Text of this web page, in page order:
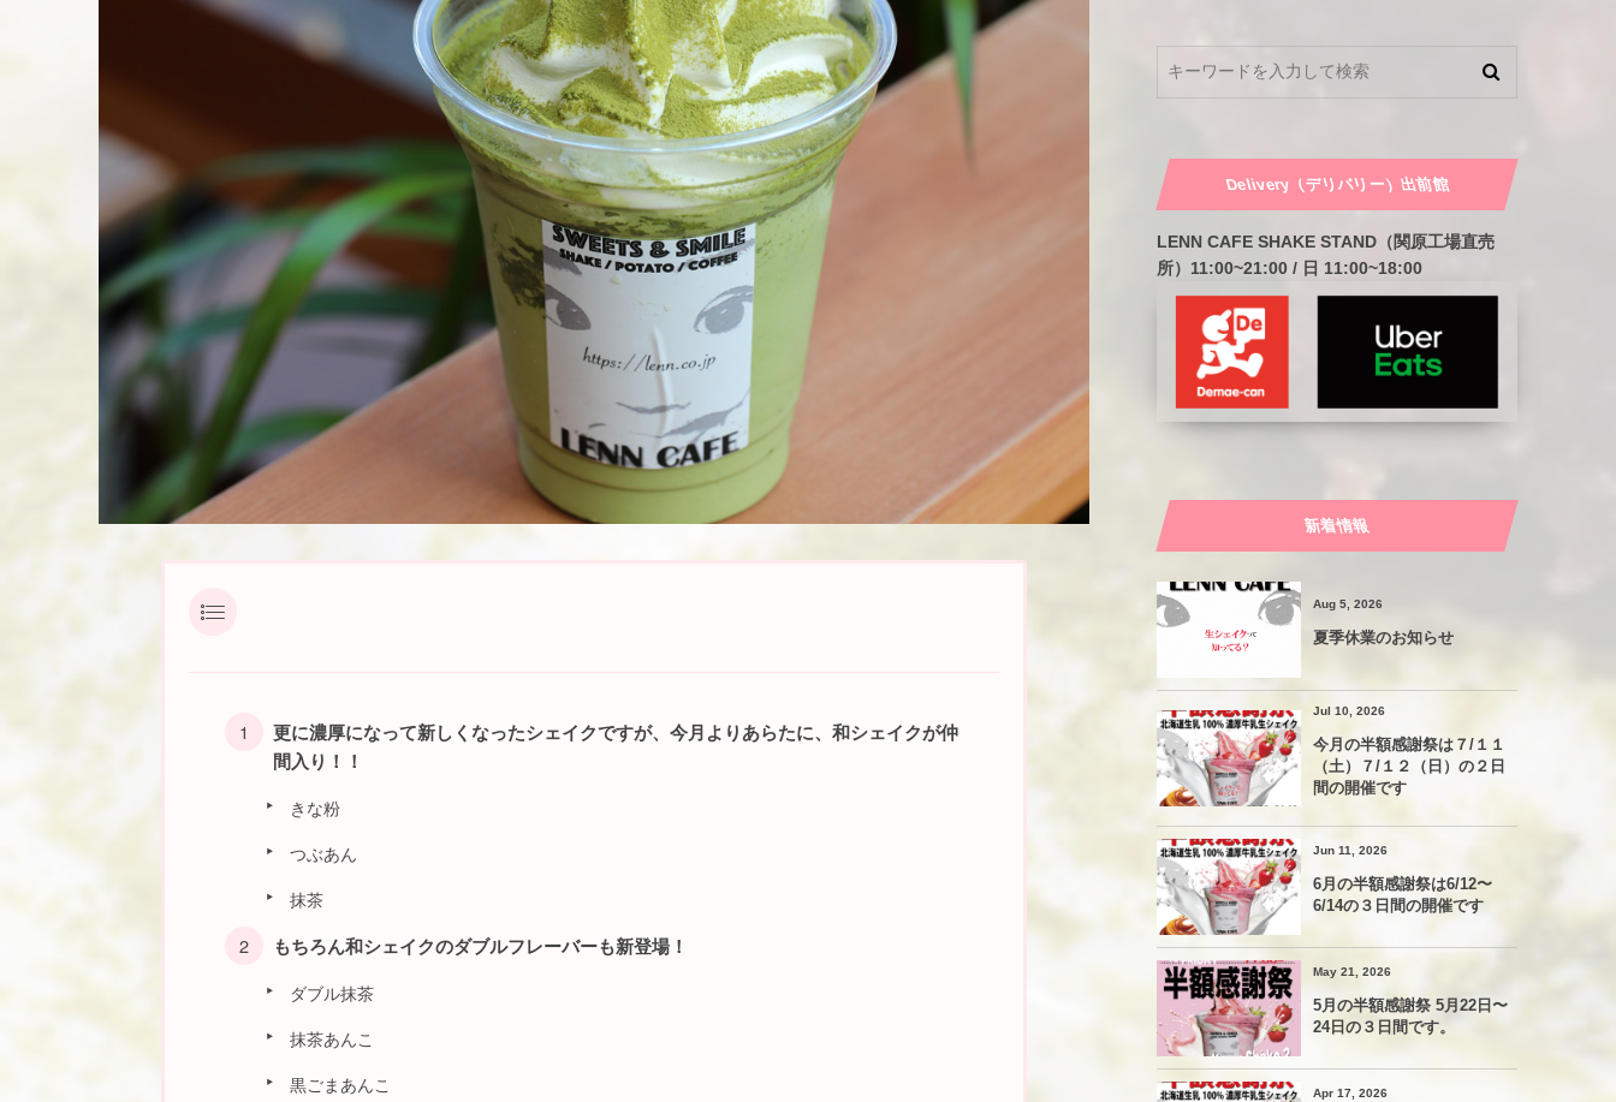
更に濃厚になって新しくなったシェイクですが、今月よりあらたに、和シェイクが仲
間入り！！
きな粉
つぶあん
抹茶
もちろん和シェイクのダブルフレーバーも新登場！
ダブル抹茶
抹茶あんこ
黒ごまあんこ
Delivery（デリバリー）出前館
LENN CAFE SHAKE STAND（関原工場直売
所）11:00~21:00 / 日 11:00~18:00
新着情報
Aug 5, 2026
夏季休業のお知らせ
Jul 10, 2026
今月の半額感謝祭は７/１１
（土）７/１２（日）の２日
間の開催です
Jun 11, 2026
6月の半額感謝祭は6/12〜
6/14の３日間の開催です
May 21, 2026
5月の半額感謝祭 5月22日〜
24日の３日間です。
Apr 17, 2026